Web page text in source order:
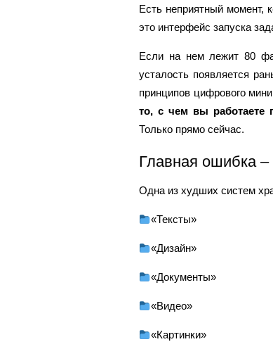
Есть неприятный момент,
это интерфейс запуска
Если на нем лежит 80
усталость появляется
принципов цифрового
то, с чем вы работаете
Только прямо сейчас.
Главная ошибка –
Одна из худших систем
«Тексты»
«Дизайн»
«Документы»
«Видео»
«Картинки»